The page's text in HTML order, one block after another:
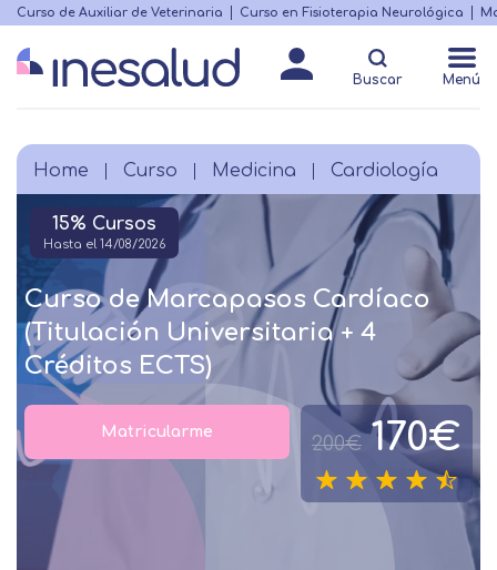
Skip
main
content
Menú
destacado
Curso de Auxiliar de Veterinaria Curso en Fisioterapia Neurológica
Buscar Menú
Breadcrumb
Home Curso Medicina Cardiología
15% Cursos
Hasta el 14/08/2026
Curso de Marcapasos Cardíaco
(Titulación Universitaria + 4
Créditos ECTS)
200€ 170€
Matricularme
Matricularme